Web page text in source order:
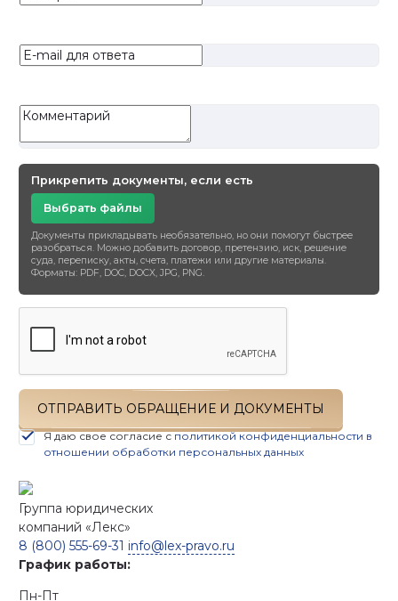
Прикрепить документы, если есть
Выбрать файлы
Документы прикладывать необязательно, но они помогут быстрее
разобраться. Можно добавить договор, претензию, иск, решение
суда, переписку, акты, счета, платежи или другие материалы.
Форматы: PDF, DOC, DOCX, JPG, PNG.
ОТПРАВИТЬ ОБРАЩЕНИЕ И ДОКУМЕНТЫ
Я даю свое согласие сполитикой конфиденциальности в
отношении обработки персональных данных
Группа юридических
компаний «Лекс»
8 (800) 555-69-31 info@lex-pravo.ru
График работы:
Пн-Пт